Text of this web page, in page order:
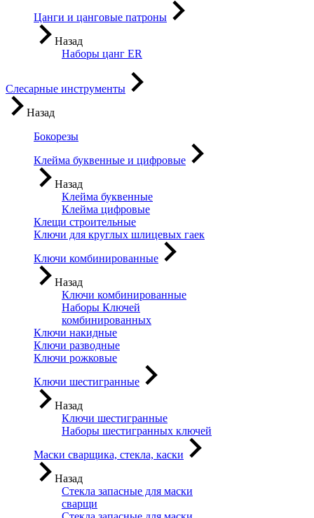
Цанги и цанговые патроны
Назад
Наборы цанг ER
Слесарные инструменты
Назад
Бокорезы
Клейма буквенные и цифровые
Назад
Клейма буквенные
Клейма цифровые
Клещи строительные
Ключи для круглых шлицевых гаек
Ключи комбинированные
Назад
Ключи комбинированные
Наборы Ключей
комбинированных
Ключи накидные
Ключи разводные
Ключи рожковые
Ключи шестигранные
Назад
Ключи шестигранные
Наборы шестигранных ключей
Маски сварщика, стекла, каски
Назад
Стекла запасные для маски
сварщи